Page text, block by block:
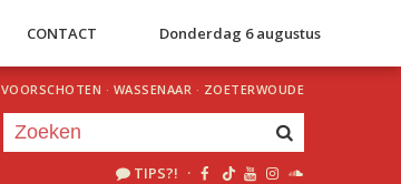
CONTACT Donderdag 6 augustus
VOORSCHOTEN · WASSENAAR · ZOETERWOUDE
TIPS?! ·